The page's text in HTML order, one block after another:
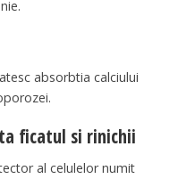
absorbtia calciului
ficatul si rinichii
al celulelor numit